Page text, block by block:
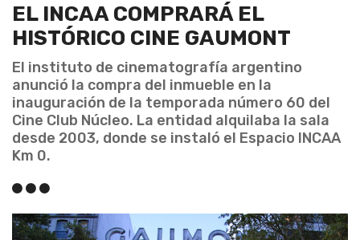
EL INCAA COMPRARÁ EL
HISTÓRICO CINE GAUMONT
El instituto de cinematografía argentino
anunció la compra del inmueble en la
inauguración de la temporada número 60 del
Cine Club Núcleo. La entidad alquilaba la sala
desde 2003, donde se instaló el Espacio INCAA
Km 0.